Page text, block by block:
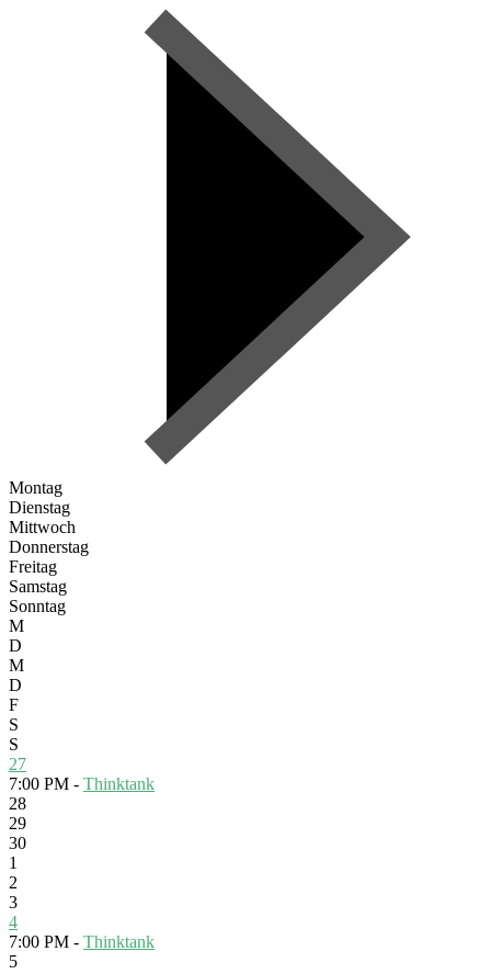
Montag
Dienstag
Mittwoch
Donnerstag
Freitag
Samstag
Sonntag
M
D
M
D
F
S
S
27
7:00 PM - Thinktank
28
29
30
1
2
3
4
7:00 PM - Thinktank
5